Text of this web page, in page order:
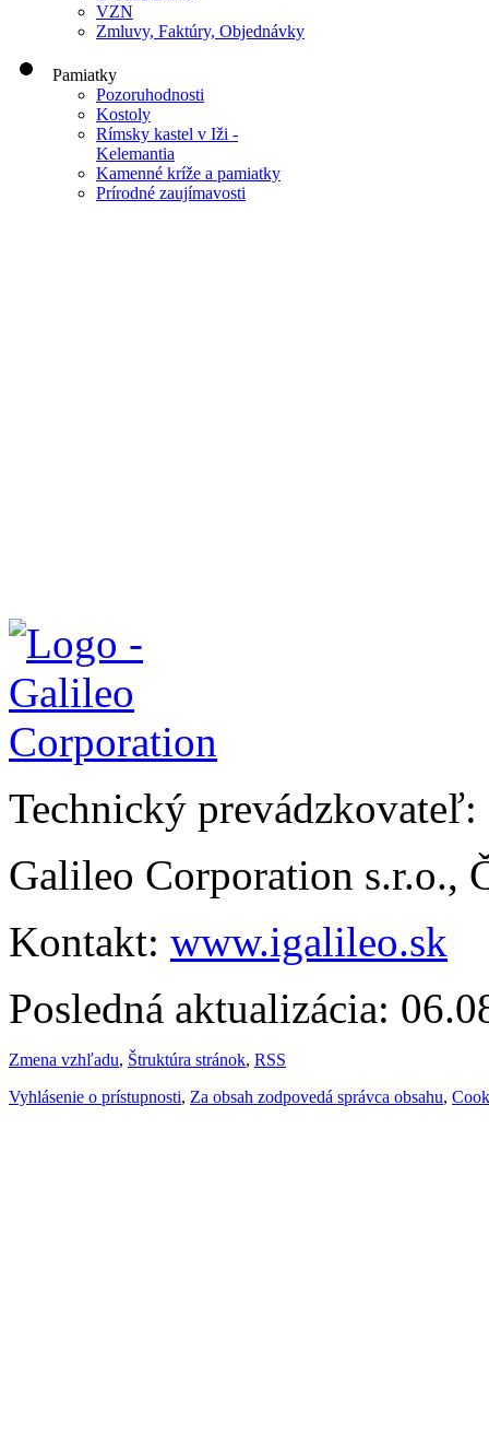
VZN
Zmluvy, Faktúry, Objednávky
Pamiatky
Pozoruhodnosti
Kostoly
Rímsky kastel v Iži -
Kelemantia
Kamenné kríže a pamiatky
Prírodné zaujímavosti
Technický prevádzkovateľ:
Galileo Corporation s.r.o.,
Kontakt: www.igalileo.sk
Posledná aktualizácia:
Zmena vzhľadu, Štruktúra stránok, RSS
Vyhlásenie o prístupnosti, Za obsah zodpovedá správca obsahu,